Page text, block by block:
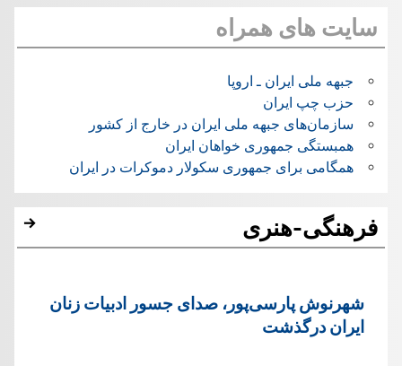
سایت های همراه
جبهه ملی ایران ـ اروپا
حزب چپ ایران
سازمان‌های جبهه ملی ایران در خارج از کشور
همبستگی جمهوری خواهان ایران
همگامی برای جمهوری سکولار دموکرات در ایران
فرهنگی-هنری
شهرنوش پارسی‌پور، صدای جسور ادبیات زنان
ایران درگذشت